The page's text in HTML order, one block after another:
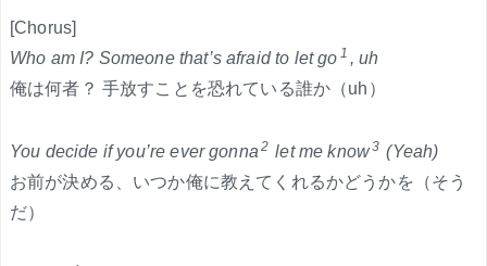
[Chorus]
Who am I? Someone that’s afraid to let go 1 , uh
俺は何者？ 手放すことを恐れている誰か（uh）
You decide if you’re ever gonna 2 let me know3 (Yeah)
お前が決める、いつか俺に教えてくれるかどうかを（そう
だ）